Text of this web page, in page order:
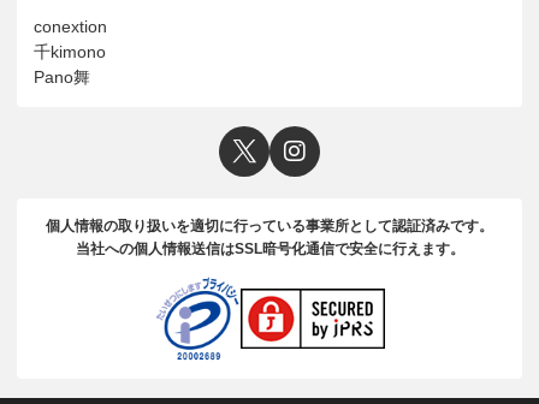
conextion
千kimono
Pano舞
個人情報の取り扱いを適切に行っている事業所として認証済みです。
当社への個人情報送信はSSL暗号化通信で安全に行えます。